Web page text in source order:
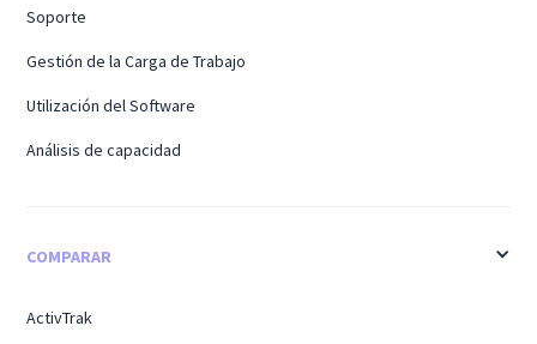
Soporte
Gestión de la Carga de Trabajo
Utilización del Software
Análisis de capacidad
COMPARAR
ActivTrak